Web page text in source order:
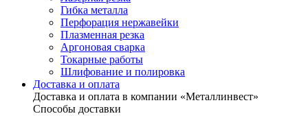
Гибка металла
Перфорация нержавейки
Плазменная резка
Аргоновая сварка
Токарные работы
Шлифование и полировка
Доставка и оплата
Доставка и оплата в компании «Металлинвест»
Способы доставки